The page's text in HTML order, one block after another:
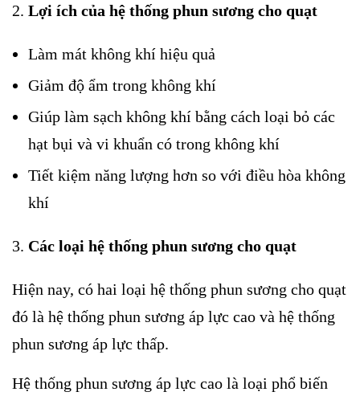
Lợi ích của hệ thống phun sương cho quạt
Làm mát không khí hiệu quả
Giảm độ ẩm trong không khí
Giúp làm sạch không khí bằng cách loại bỏ các
hạt bụi và vi khuẩn có trong không khí
Tiết kiệm năng lượng hơn so với điều hòa không
khí
Các loại hệ thống phun sương cho quạt
Hiện nay, có hai loại hệ thống phun sương cho quạt
đó là hệ thống phun sương áp lực cao và hệ thống
phun sương áp lực thấp.
Hệ thống phun sương áp lực cao là loại phổ biến